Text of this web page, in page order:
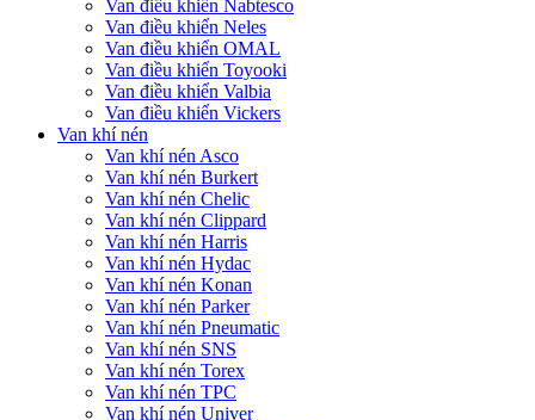
Van điều khiển Nabtesco
Van điều khiển Neles
Van điều khiển OMAL
Van điều khiển Toyooki
Van điều khiển Valbia
Van điều khiển Vickers
Van khí nén
Van khí nén Asco
Van khí nén Burkert
Van khí nén Chelic
Van khí nén Clippard
Van khí nén Harris
Van khí nén Hydac
Van khí nén Konan
Van khí nén Parker
Van khí nén Pneumatic
Van khí nén SNS
Van khí nén Torex
Van khí nén TPC
Van khí nén Univer